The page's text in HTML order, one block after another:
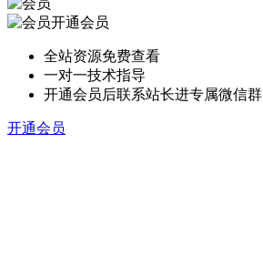
开通会员
全站资源免费查看
一对一技术指导
开通会员后联系站长进专属微信群
开通会员